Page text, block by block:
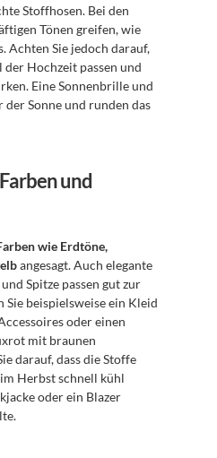
Stoffhosen. Bei den
Tönen greifen, wie
Achten Sie jedoch darauf,
der Hochzeit passen und
Eine Sonnenbrille und
der Sonne und runden das
und
wie Erdtöne,
angesagt. Auch elegante
Spitze passen gut zur
Sie beispielsweise ein Kleid
oder einen
mit braunen
darauf, dass die Stoffe
Herbst schnell kühl
oder ein Blazer